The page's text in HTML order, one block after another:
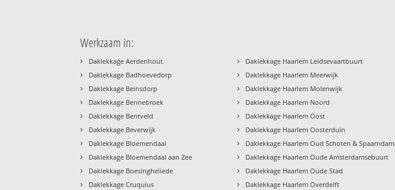
Werkzaam in:
› Daklekkage Aerdenhout
› Daklekkage Badhoevedorp
› Daklekkage Beinsdorp
› Daklekkage Bennebroek
› Daklekkage Bentveld
› Daklekkage Beverwijk
› Daklekkage Bloemendaal
› Daklekkage Bloemendaal aan Zee
› Daklekkage Boesingheliede
› Daklekkage Cruquius
› Daklekkage Haarlem Leidsevaartbuurt
› Daklekkage Haarlem Meerwijk
› Daklekkage Haarlem Molenwijk
› Daklekkage Haarlem Noord
› Daklekkage Haarlem Oost
› Daklekkage Haarlem Oosterduin
› Daklekkage Haarlem Oud Schoten & Spaarndam
› Daklekkage Haarlem Oude Amsterdamsebuurt
› Daklekkage Haarlem Oude Stad
› Daklekkage Haarlem Overdelft